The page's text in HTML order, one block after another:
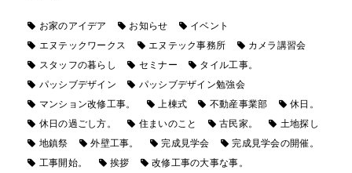
お家のアイデア お知らせ
イベント
エヌテックワークス
エヌテック事務所
カメラ講習会
スタッフの暮らし
セミナー
タイル工事。
パッシブデザイン
パッシブデザイン勉強会
マンション改修工事。
上棟式 不動産事業部
休日。
休日の過ごし方。
住まいのこと 古民家。
土地探し
地鎮祭
外壁工事。 完成見学会
完成見学会の開催。
工事開始。
挨拶
改修工事の大事な事。